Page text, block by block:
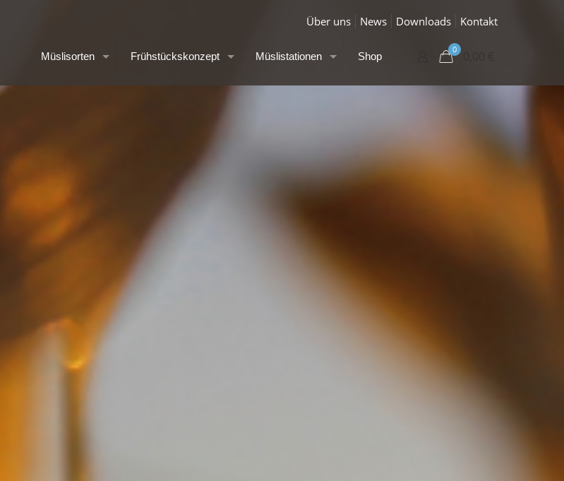
Über uns News Downloads Kontakt
Müslisorten Frühstückskonzept Müslistationen Shop
0